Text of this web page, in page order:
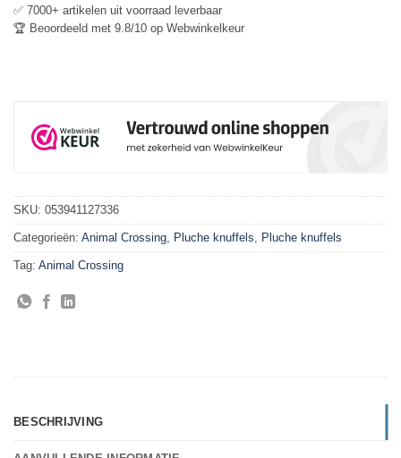
✅ 7000+ artikelen uit voorraad leverbaar
🏆 Beoordeeld met 9.8/10 op Webwinkelkeur
SKU: 053941127336
Categorieën: Animal Crossing Pluche knuffels Pluche knuffels
Tag: Animal Crossing
BESCHRIJVING